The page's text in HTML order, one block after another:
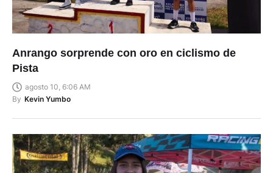
Anrango sorprende con oro en ciclismo de
Pista
agosto 10, 6:06 AM
By Kevin Yumbo